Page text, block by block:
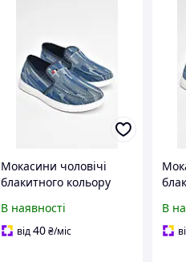
Мокасини чоловічі
блакитного кольору
Безкоштовна доставка
В наявності
від40 ₴/міс
В